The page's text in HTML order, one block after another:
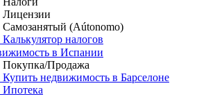
Лицензии
Самозанятый (Aútonomo)
Калькулятор налогов
в Испании
Покупка/Продажа
Купить недвижимость в Барселоне
Ипотека